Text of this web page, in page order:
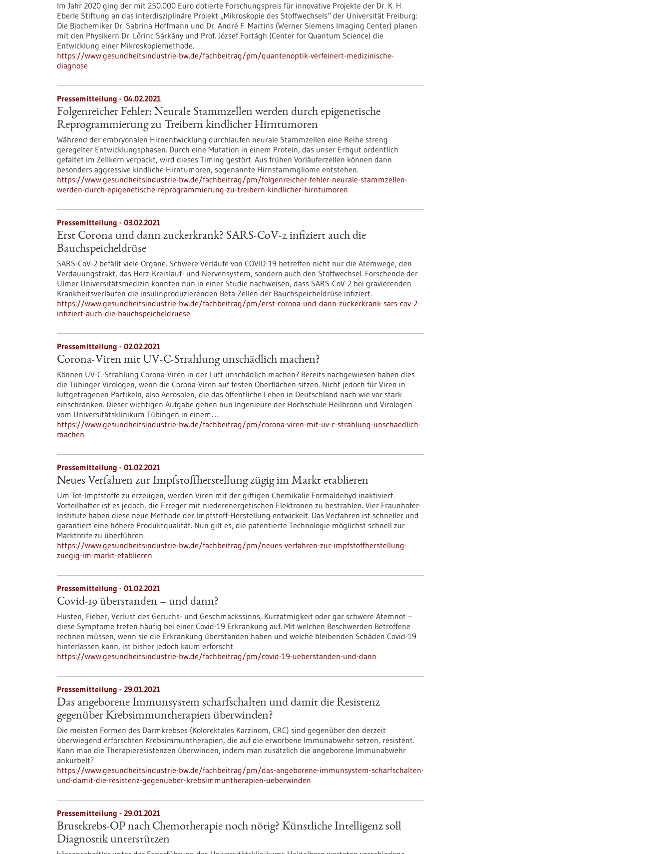
Im Jahr 2020 ging der mit 250.000 Euro dotierte Forschungspreis für innovative Projekte der Dr. K. H.
Eberle Stiftung an das interdisziplinäre Projekt „Mikroskopie des Stoffwechsels“ der Universität Freiburg:
Die Biochemiker Dr. Sabrina Hoffmann und Dr. André F. Martins (Werner Siemens Imaging Center) planen
mit den Physikern Dr. Lőrinc Sárkány und Prof. József Fortágh (Center for Quantum Science) die
Entwicklung einer Mikroskopiemethode.
https://www.gesundheitsindustrie-bw.de/fachbeitrag/pm/quantenoptik-verfeinert-medizinische-
diagnose
Pressemitteilung - 04.02.2021
Folgenreicher Fehler: Neurale Stammzellen werden durch epigenetische
Reprogrammierung zu Treibern kindlicher Hirntumoren
Während der embryonalen Hirnentwicklung durchlaufen neurale Stammzellen eine Reihe streng
geregelter Entwicklungsphasen. Durch eine Mutation in einem Protein, das unser Erbgut ordentlich
gefaltet im Zellkern verpackt, wird dieses Timing gestört. Aus frühen Vorläuferzellen können dann
besonders aggressive kindliche Hirntumoren, sogenannte Hirnstammgliome entstehen.
https://www.gesundheitsindustrie-bw.de/fachbeitrag/pm/folgenreicher-fehler-neurale-stammzellen-
werden-durch-epigenetische-reprogrammierung-zu-treibern-kindlicher-hirntumoren
Pressemitteilung - 03.02.2021
Erst Corona und dann zuckerkrank? SARS-CoV-2 infiziert auch die
Bauchspeicheldrüse
SARS-CoV-2 befällt viele Organe. Schwere Verläufe von COVID-19 betreffen nicht nur die Atemwege, den
Verdauungstrakt, das Herz-Kreislauf- und Nervensystem, sondern auch den Stoffwechsel. Forschende der
Ulmer Universitätsmedizin konnten nun in einer Studie nachweisen, dass SARS-CoV-2 bei gravierenden
Krankheitsverläufen die insulinproduzierenden Beta-Zellen der Bauchspeicheldrüse infiziert.
https://www.gesundheitsindustrie-bw.de/fachbeitrag/pm/erst-corona-und-dann-zuckerkrank-sars-cov-2-
infiziert-auch-die-bauchspeicheldruese
Pressemitteilung - 02.02.2021
Corona-Viren mit UV-C-Strahlung unschädlich machen?
Können UV-C-Strahlung Corona-Viren in der Luft unschädlich machen? Bereits nachgewiesen haben dies
die Tübinger Virologen, wenn die Corona-Viren auf festen Oberflächen sitzen. Nicht jedoch für Viren in
luftgetragenen Partikeln, also Aerosolen, die das öffentliche Leben in Deutschland nach wie vor stark
einschränken. Dieser wichtigen Aufgabe gehen nun Ingenieure der Hochschule Heilbronn und Virologen
vom Universitätsklinikum Tübingen in einem…
https://www.gesundheitsindustrie-bw.de/fachbeitrag/pm/corona-viren-mit-uv-c-strahlung-unschaedlich-
machen
Pressemitteilung - 01.02.2021
Neues Verfahren zur Impfstoffherstellung zügig im Markt etablieren
Um Tot-Impfstoffe zu erzeugen, werden Viren mit der giftigen Chemikalie Formaldehyd inaktiviert.
Vorteilhafter ist es jedoch, die Erreger mit niederenergetischen Elektronen zu bestrahlen. Vier Fraunhofer-
Institute haben diese neue Methode der Impfstoff-Herstellung entwickelt. Das Verfahren ist schneller und
garantiert eine höhere Produktqualität. Nun gilt es, die patentierte Technologie möglichst schnell zur
Marktreife zu überführen.
https://www.gesundheitsindustrie-bw.de/fachbeitrag/pm/neues-verfahren-zur-impfstoffherstellung-
zuegig-im-markt-etablieren
Pressemitteilung - 01.02.2021
Covid-19 überstanden – und dann?
Husten, Fieber, Verlust des Geruchs- und Geschmackssinns, Kurzatmigkeit oder gar schwere Atemnot –
diese Symptome treten häufig bei einer Covid-19 Erkrankung auf. Mit welchen Beschwerden Betroffene
rechnen müssen, wenn sie die Erkrankung überstanden haben und welche bleibenden Schäden Covid-19
hinterlassen kann, ist bisher jedoch kaum erforscht.
https://www.gesundheitsindustrie-bw.de/fachbeitrag/pm/covid-19-ueberstanden-und-dann
Pressemitteilung - 29.01.2021
Das angeborene Immunsystem scharfschalten und damit die Resistenz
gegenüber Krebsimmuntherapien überwinden?
Die meisten Formen des Darmkrebses (Kolorektales Karzinom, CRC) sind gegenüber den derzeit
überwiegend erforschten Krebsimmuntherapien, die auf die erworbene Immunabwehr setzen, resistent.
Kann man die Therapieresistenzen überwinden, indem man zusätzlich die angeborene Immunabwehr
ankurbelt?
https://www.gesundheitsindustrie-bw.de/fachbeitrag/pm/das-angeborene-immunsystem-scharfschalten-
und-damit-die-resistenz-gegenueber-krebsimmuntherapien-ueberwinden
Pressemitteilung - 29.01.2021
Brustkrebs-OP nach Chemotherapie noch nötig? Künstliche Intelligenz soll
Diagnostik unterstützen